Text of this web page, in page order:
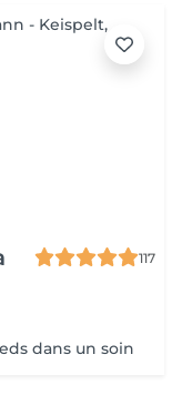
117
dans un soin